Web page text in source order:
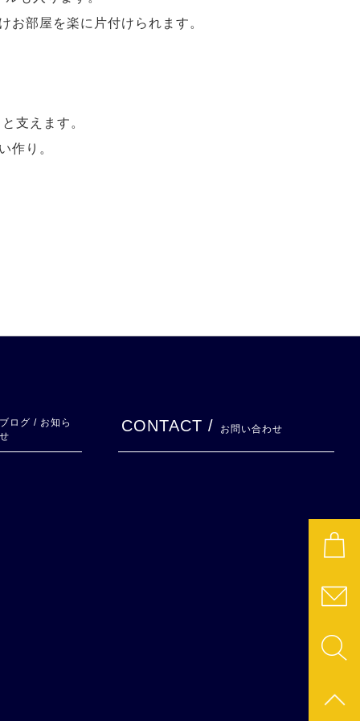
お部屋を楽に片付けられます。
支えます。
作り。
ブログ / お知ら
せ
CONTACT / お問い合わせ